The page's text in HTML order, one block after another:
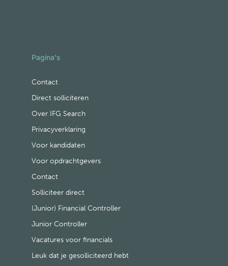
Pagina's
Contact
Direct solliciteren
Over IFG Search
Privacyverklaring
Voor kandidaten
Voor opdrachtgevers
Contact
Solliciteer direct
(Junior) Financial Controller
Junior Controller
Vacatures voor financials
Leuk dat je gesolliciteerd hebt